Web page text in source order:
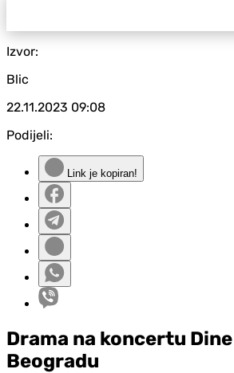
Izvor:
Blic
22.11.2023 09:08
Podijeli:
Link je kopiran!
Drama na koncertu
Beogradu